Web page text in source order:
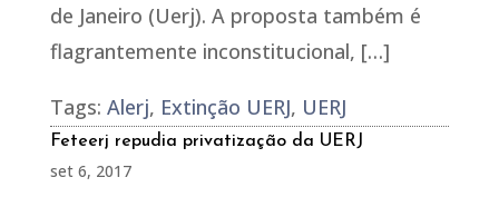
de Janeiro (Uerj). A proposta também é
flagrantemente inconstitucional, […]
Tags: Alerj, Extinção UERJ, UERJ
Feteerj repudia privatização da UERJ
set 6, 2017